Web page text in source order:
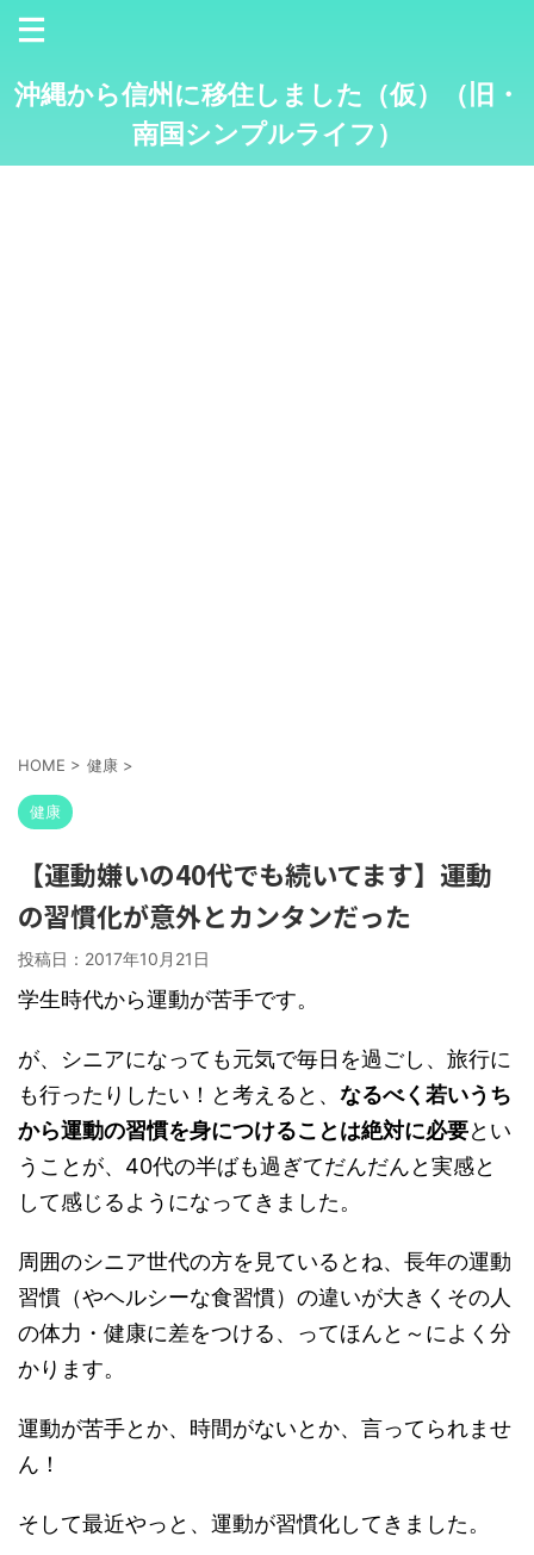
沖縄から信州に移住しました（仮）（旧・
南国シンプルライフ）
HOME > 健康 >
健康
【運動嫌いの40代でも続いてます】運動
の習慣化が意外とカンタンだった
投稿日： 2017年10月21日
学生時代から運動が苦手です。
が、シニアになっても元気で毎日を過ごし、旅行に
も行ったりしたい！と考えると、 なるべく若いうち
から運動の習慣を身につけることは絶対に必要とい
うことが、40代の半ばも過ぎてだんだんと実感と
して感じるようになってきました。
周囲のシニア世代の方を見ているとね、長年の運動
習慣（やヘルシーな食習慣）の違いが大きくその人
の体力・健康に差をつける、ってほんと～によく分
かります。
運動が苦手とか、時間がないとか、言ってられませ
ん！
そして最近やっと、運動が習慣化してきました。